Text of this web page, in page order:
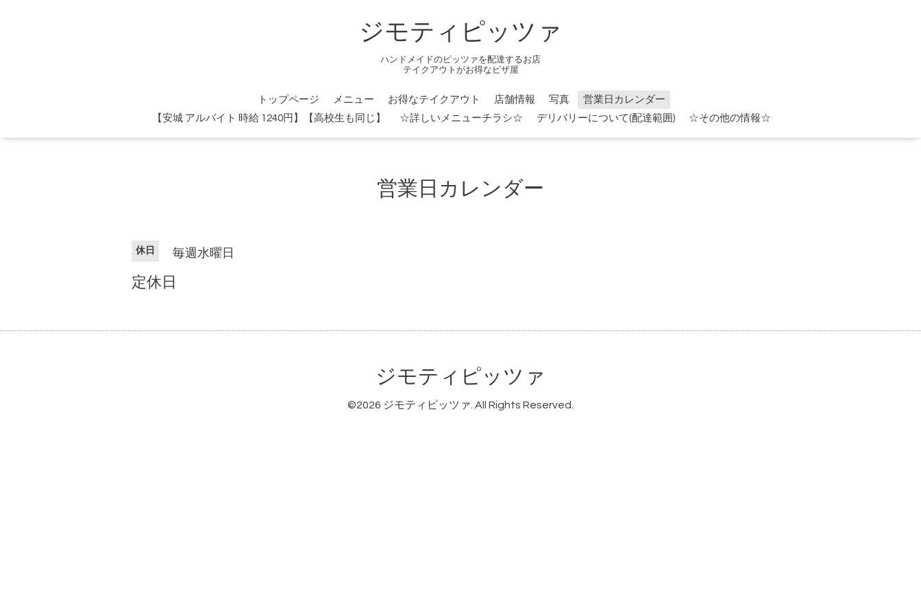
ジモティピッツァ
ハンドメイドのピッツァを配達するお店
テイクアウトがお得なピザ屋
トップページ メニュー お得なテイクアウト 店舗情報 写真
営業日カレンダー
【安城 アルバイト 時給 1240円】【高校生も同じ】
☆詳しいメニューチラシ☆ デリバリーについて(配達範囲) ☆その他の情報☆
営業日カレンダー
休日 毎週水曜日
定休日
ジモティピッツァ
©2026 ジモティピッツァ. All Rights Reserved.